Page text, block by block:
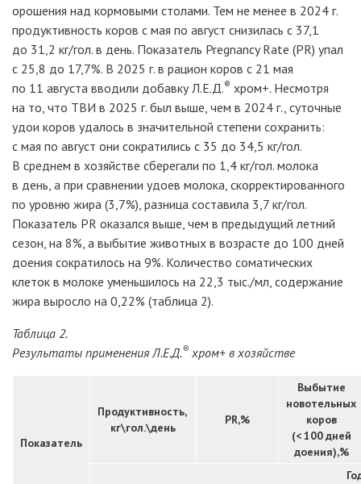
орошения над кормовыми столами. Тем не менее в 2024 г.
продуктивность коров с мая по август снизилась с 37,1
до 31,2 кг/гол. в день. Показатель Pregnancy Rate (PR) упал
с 25,8 до 17,7%. В 2025 г. в рацион коров с 21 мая
по 11 августа вводили добавку Л.Е.Д.® хром+. Несмотря
на то, что ТВИ в 2025 г. был выше, чем в 2024 г., суточные
удои коров удалось в значительной степени сохранить:
с мая по август они сократились с 35 до 34,5 кг/гол.
В среднем в хозяйстве сберегали по 1,4 кг/гол. молока
в день, а при сравнении удоев молока, скорректированного
по уровню жира (3,7%), разница составила 3,7 кг/гол.
Показатель PR оказался выше, чем в предыдущий летний
сезон, на 8%, а выбытие животных в возрасте до 100 дней
доения сократилось на 9%. Количество соматических
клеток в молоке уменьшилось на 22,3 тыс./мл, содержание
жира выросло на 0,22% (таблица 2).
Таблица 2.
Результаты применения Л.Е.Д.® хром+ в хозяйстве
Показатель
Продуктивность,
кг\гол.\день
PR,%
Выбытие
новотельных
коров
(< 100 дней
доения),%